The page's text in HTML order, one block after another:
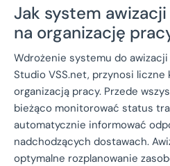
Jak system
na organizację
Wdrożenie systemu do
Studio VSS.net, przynosi liczne
organizacją pracy. Przede
bieżąco monitorować status
automatycznie informować
nadchodzących dostawach.
optymalne rozplanowanie